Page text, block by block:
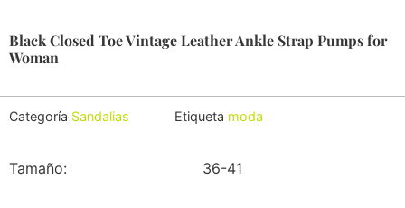
Black Closed Toe Vintage Leather Ankle Strap Pumps for
Woman
Categoría Sandalias Etiqueta moda
Tamaño: 36-41